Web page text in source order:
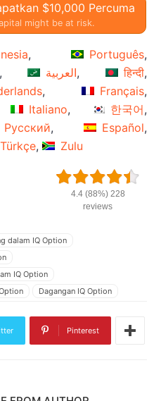
$10,000 Percuma
might be at risk.
Português
العربية
हिन्दी
Français
Italiano
한국어
Русский
Español
Türkçe Zulu
4.4 (88%) 228
reviews
dalam IQ Option
IQ Option
Dagangan IQ Option
perdagangan
Pinterest